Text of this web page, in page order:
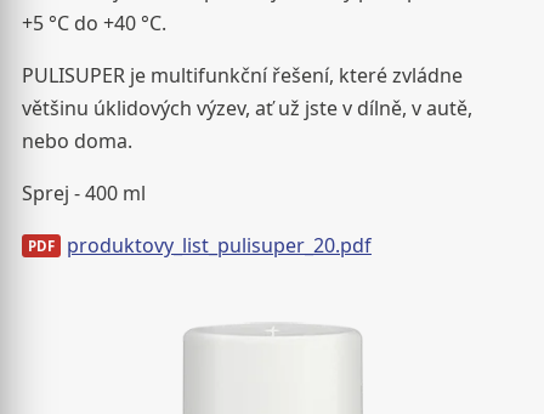
+5 °C do +40 °C.
PULISUPER je multifunkční řešení, které zvládne
většinu úklidových výzev, ať už jste v dílně, v autě,
nebo doma.
Sprej - 400 ml
produktovy_list_pulisuper_20.pdf